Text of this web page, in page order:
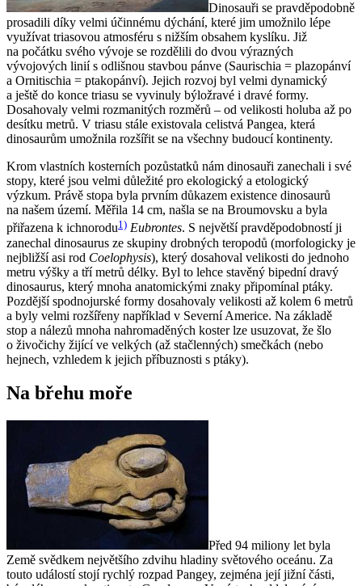
Dinosauři se pravděpodobně
prosadili díky velmi účinnému dýchání, které jim umožnilo lépe
využívat triasovou atmosféru s nižším obsahem kyslíku. Již
na počátku svého vývoje se rozdělili do dvou výrazných
vývojových linií s odlišnou stavbou pánve (Saurischia = plazopánví
a Ornitischia = ptakopánví). Jejich rozvoj byl velmi dynamický
a ještě do konce triasu se vyvinuly býložravé i dravé formy.
Dosahovaly velmi rozmanitých rozměrů – od velikosti holuba až po
desítku metrů. V triasu stále existovala celistvá Pangea, která
dinosaurům umožnila rozšířit se na všechny budoucí kontinenty.
Krom vlastních kosterních pozůstatků nám dinosauři zanechali i své
stopy, které jsou velmi důležité pro ekologický a etologický
výzkum. Právě stopa byla prvním důkazem existence dinosaurů
na našem území. Měřila 14 cm, našla se na Broumovsku a byla
přiřazena k ichnorodu1) Eubrontes. S největší pravděpodobností ji
zanechal dinosaurus ze skupiny drobných teropodů (morfologicky je
nejbližší asi rod Coelophysis), který dosahoval velikosti do jednoho
metru výšky a tří metrů délky. Byl to lehce stavěný bipední dravý
dinosaurus, který mnoha anatomickými znaky připomínal ptáky.
Pozdější spodnojurské formy dosahovaly velikosti až kolem 6 metrů
a byly velmi rozšířeny například v Severní Americe. Na základě
stop a nálezů mnoha nahromaděných koster lze usuzovat, že šlo
o živočichy žijící ve velkých (až stačlenných) smečkách (nebo
hejnech, vzhledem k jejich příbuznosti s ptáky).
Na břehu moře
Před 94 miliony let byla
Země svědkem největšího zdvihu hladiny světového oceánu. Za
touto událostí stojí rychlý rozpad Pangey, zejména její jižní části,